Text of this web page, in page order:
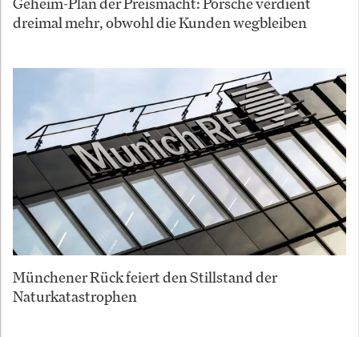
dreimal mehr, obwohl die Kunden wegbleiben
Münchener Rück feiert den Stillstand der
Naturkatastrophen